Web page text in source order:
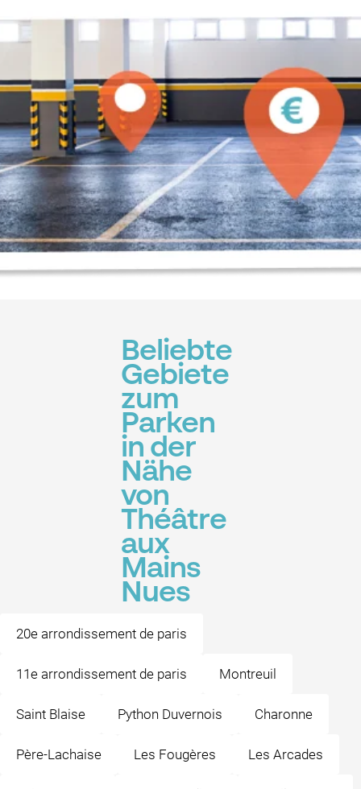
Beliebte
Gebiete
zum
Parken
in der
Nähe
von
Théâtre
aux
Mains
Nues
20e arrondissement de paris
11e arrondissement de paris Montreuil
Saint Blaise Python Duvernois Charonne
Père-Lachaise Les Fougères Les Arcades